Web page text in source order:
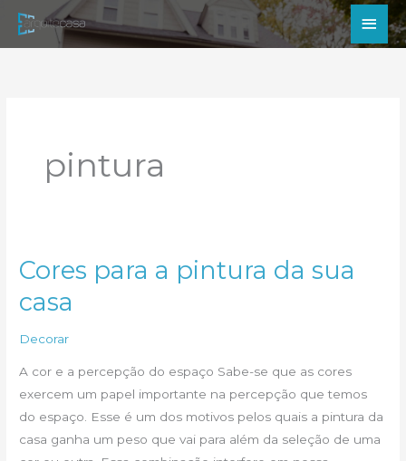
para
pintura
Cores para a pintura da sua
casa
Decorar
A cor e a percepção do espaço Sabe-se que as cores
exercem um papel importante na percepção que temos
do espaço. Esse é um dos motivos pelos quais a pintura da
casa ganha um peso que vai para além da seleção de uma